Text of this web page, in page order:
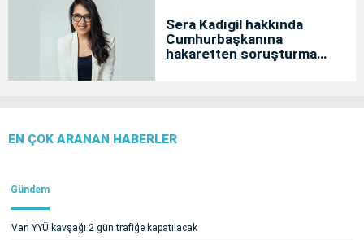
Sera Kadıgil hakkında
Cumhurbaşkanına
hakaretten soruşturma
EN ÇOK ARANAN HABERLER
Gündem
Van YYÜ kavşağı 2 gün trafiğe kapatılacak